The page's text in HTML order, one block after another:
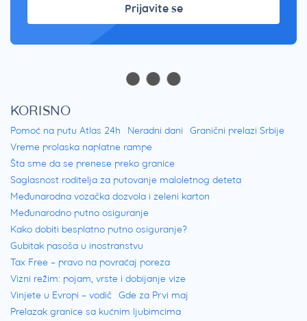
Prijavite se
KORISNO
Pomoć na putu Atlas 24h Neradni dani
Granični prelazi Srbije
Vreme prolaska naplatne rampe
Šta sme da se prenese preko granice
Saglasnost roditelja za putovanje maloletnog deteta
Međunarodna vozačka dozvola i zeleni karton
Međunarodno putno osiguranje
Kako dobiti besplatno putno osiguranje?
Gubitak pasoša u inostranstvu
Tax Free – pravo na povraćaj poreza
Vizni režim: pojam, vrste i dobijanje vize
Vinjete u Evropi – vodič Gde za Prvi maj
Prelazak granice sa kućnim ljubimcima